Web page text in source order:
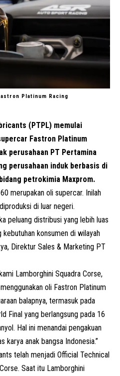
Platinum Racing
(PTPL) memulai
Fastron Platinum
perusahaan PT Pertamina
perusahaan induk berbasis di
petrokimia Maxprom.
merupakan oli supercar. Inilah
di luar negeri.
peluang distribusi yang lebih luas
konsumen di wilayah
Direktur Sales & Marketing PT
Lamborghini Squadra Corse,
oli Fastron Platinum
balapnya, termasuk pada
Final yang berlangsung pada 16
Hal ini menandai pengakuan
karya anak bangsa Indonesia.”
telah menjadi Official Technical
Saat itu Lamborghini